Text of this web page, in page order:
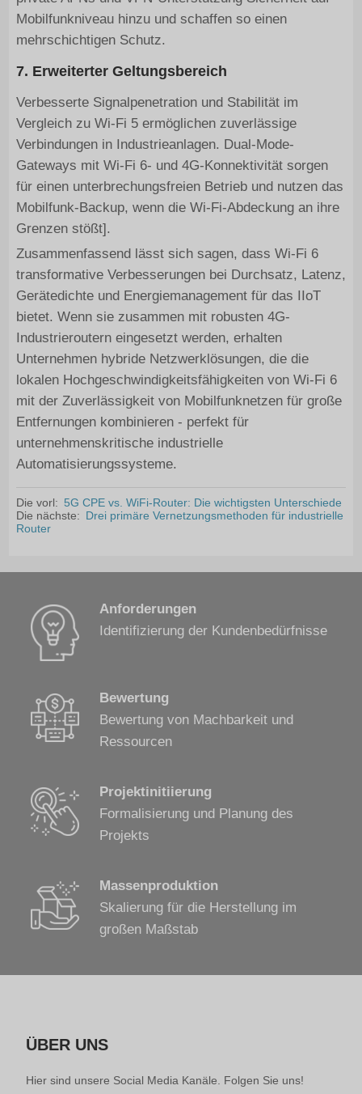
Mobilfunkniveau hinzu und schaffen so einen
mehrschichtigen Schutz.
7. Erweiterter Geltungsbereich
Verbesserte Signalpenetration und Stabilität im
Vergleich zu Wi-Fi 5 ermöglichen zuverlässige
Verbindungen in Industrieanlagen. Dual-Mode-
Gateways mit Wi-Fi 6- und 4G-Konnektivität sorgen
für einen unterbrechungsfreien Betrieb und nutzen das
Mobilfunk-Backup, wenn die Wi-Fi-Abdeckung an ihre
Grenzen stößt].
Zusammenfassend lässt sich sagen, dass Wi-Fi 6
transformative Verbesserungen bei Durchsatz, Latenz,
Gerätedichte und Energiemanagement für das IIoT
bietet. Wenn sie zusammen mit robusten 4G-
Industrieroutern eingesetzt werden, erhalten
Unternehmen hybride Netzwerklösungen, die die
lokalen Hochgeschwindigkeitsfähigkeiten von Wi-Fi 6
mit der Zuverlässigkeit von Mobilfunknetzen für große
Entfernungen kombinieren - perfekt für
unternehmenskritische industrielle
Automatisierungssysteme.
Die vorl: 5G CPE vs. WiFi-Router: Die wichtigsten Unterschiede
Die nächste: Drei primäre Vernetzungsmethoden für industrielle
Router
Anforderungen
Identifizierung der Kundenbedürfnisse
Bewertung
Bewertung von Machbarkeit und
Ressourcen
Projektinitiierung
Formalisierung und Planung des
Projekts
Massenproduktion
Skalierung für die Herstellung im
großen Maßstab
ÜBER UNS
Hier sind unsere Social Media Kanäle. Folgen Sie uns!